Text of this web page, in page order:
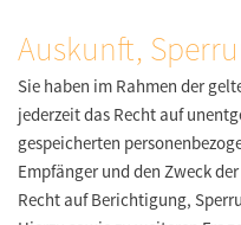
Auskunft,
Sie haben im Rahmen der
jederzeit das Recht auf
gespeicherten
Empfänger und den Zweck
Recht auf Berichtigung,